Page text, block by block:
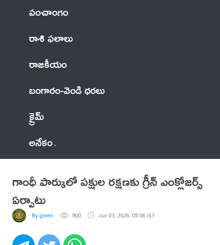
పంచాంగం
రాశి ఫలాలు
రాజకీయం
బంగారం-వెండి ధరలు
క్రైమ్
అనేకం
గాంధీ పార్కులో పక్షుల రక్షణకు గ్రీన్ ఎంక్లోజర్స్
ఏర్పాటు
By green 900 Jun 03, 2026, 05:06 IST